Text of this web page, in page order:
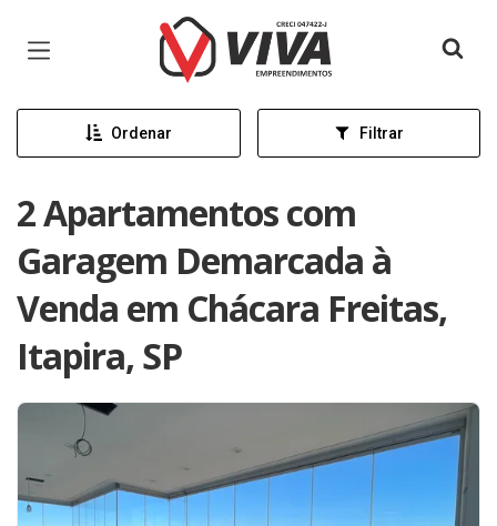
Página inicial
Ordenar Filtrar
2 Apartamentos com
Garagem Demarcada à
Venda em Chácara Freitas,
Itapira, SP